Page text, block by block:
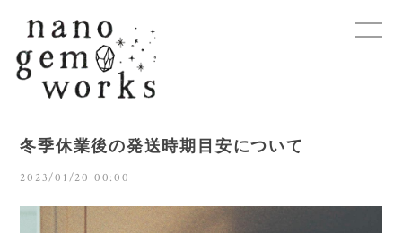
冬季休業後の発送時期目安について
2023/01/20 00:00